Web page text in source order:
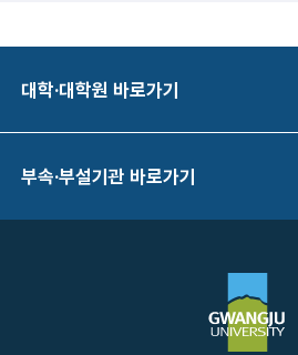
대학·대학원 바로가기
부속·부설기관 바로가기